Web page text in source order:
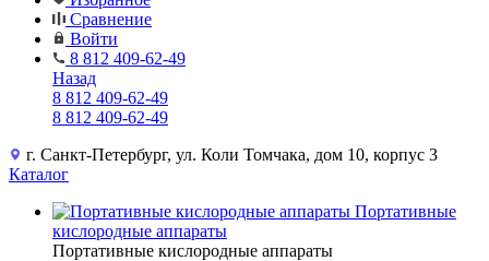
Сравнение
Войти
8 812 409-62-49
Назад
8 812 409-62-49
8 812 409-62-49
г. Санкт-Петербург, ул. Коли Томчака, дом 10, корпус 3
Каталог
Портативные
кислородные аппараты
Портативные кислородные аппараты